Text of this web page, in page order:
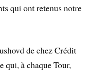
qui ont retenus notre
de chez Crédit
qui, à chaque Tour,